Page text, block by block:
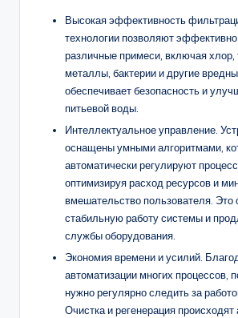
Высокая эффективность
технологии позволяют
различные примеси, включая
металлы, бактерии и другие
обеспечивает безопасность и
питьевой воды.
Интеллектуальное управление.
оснащены умными алгоритмами,
автоматически регулируют
оптимизируя расход ресурсов и
вмешательство пользователя. Это
стабильную работу системы и
службы оборудования.
Экономия времени и усилий.
автоматизации многих процессов,
нужно регулярно следить за
Очистка и регенерация происходят